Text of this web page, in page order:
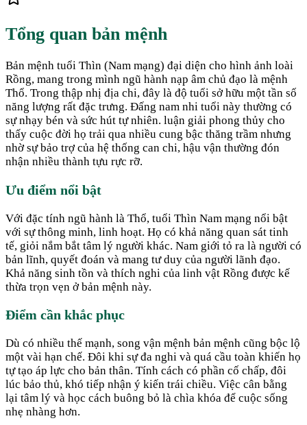
Tổng quan bản mệnh
Bản mệnh tuổi Thìn (Nam mạng) đại diện cho hình ảnh loài
Rồng, mang trong mình ngũ hành nạp âm chủ đạo là mệnh
Thổ. Trong thập nhị địa chi, đây là độ tuổi sở hữu một tần số
năng lượng rất đặc trưng. Đấng nam nhi tuổi này thường có
sự nhạy bén và sức hút tự nhiên. luận giải phong thủy cho
thấy cuộc đời họ trải qua nhiều cung bậc thăng trầm nhưng
nhờ sự bảo trợ của hệ thống can chi, hậu vận thường đón
nhận nhiều thành tựu rực rỡ.
Ưu điểm nổi bật
Với đặc tính ngũ hành là Thổ, tuổi Thìn Nam mạng nổi bật
với sự thông minh, linh hoạt. Họ có khả năng quan sát tinh
tế, giỏi nắm bắt tâm lý người khác. Nam giới tỏ ra là người có
bản lĩnh, quyết đoán và mang tư duy của người lãnh đạo.
Khả năng sinh tồn và thích nghi của linh vật Rồng được kế
thừa trọn vẹn ở bản mệnh này.
Điểm cần khắc phục
Dù có nhiều thế mạnh, song vận mệnh bản mệnh cũng bộc lộ
một vài hạn chế. Đôi khi sự đa nghi và quá cầu toàn khiến họ
tự tạo áp lực cho bản thân. Tính cách có phần cố chấp, đôi
lúc bảo thủ, khó tiếp nhận ý kiến trái chiều. Việc cân bằng
lại tâm lý và học cách buông bỏ là chìa khóa để cuộc sống
nhẹ nhàng hơn.